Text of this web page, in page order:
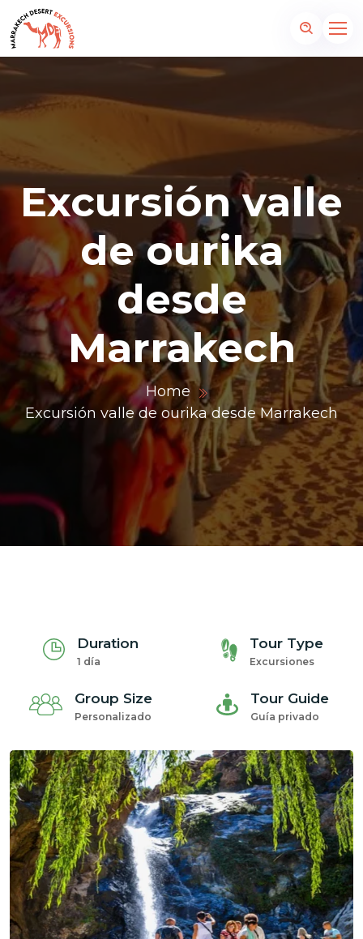
Excursión valle
de ourika
desde
Marrakech
Home
Excursión valle de ourika desde Marrakech
Duration
1 día
Tour Type
Excursiones
Group Size
Personalizado
Tour Guide
Guía privado